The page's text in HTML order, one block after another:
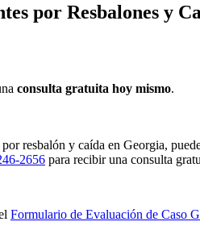
por Resbalones y
consulta gratuita hoy mismo.
resbalón y caída en Georgia,
2656 para recibir una consulta
Formulario de Evaluación de Caso